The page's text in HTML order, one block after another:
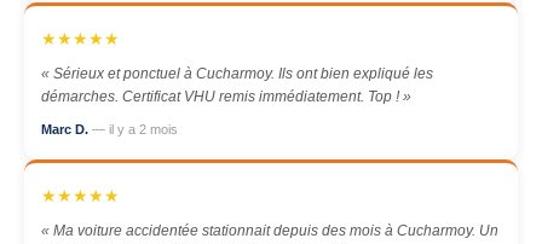
★★★★★
« Sérieux et ponctuel à Cucharmoy. Ils ont bien expliqué les
démarches. Certificat VHU remis immédiatement. Top ! »
Marc D. — il y a 2 mois
★★★★★
« Ma voiture accidentée stationnait depuis des mois à Cucharmoy. Un